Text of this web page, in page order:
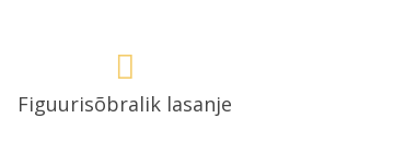
Figuurisõbralik lasanje